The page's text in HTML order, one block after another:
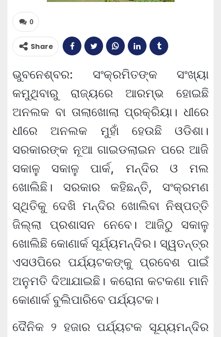
0
Share
ଭୁବନେଶ୍ବର: ସଂକ୍ରମିତଙ୍କ ସଂଖ୍ୟା
କମୁଥିବାରୁ ରାଜ୍ୟରେ ଆରମ୍ଭ ହୋଇଛି
ଅନଲକ ବା ତାଲାଖୋଲା ପ୍ରକ୍ରିୟା। ଧୀରେ
ଧୀରେ ଅନଲକ ମୁହାଁ ହେଉଛି ଓଡିଶା।
ସରକାରଙ୍କ ନୂଆ ଗାଇଡଲାଇନ ପରେ ଆଜି
ସକାଳୁ ସକାଳୁ ପାର୍କ, ମନ୍ଦିର ଓ ମଲ
ଖୋଲିଛି। ସରକାର କହିଛନ୍ତି, ସଂକ୍ରମଣ
ସ୍ଥିତିକୁ ଦେଖି ମନ୍ଦିର ଖୋଲିବା ନିଷ୍ପତ୍ତି
ଜିଲ୍ଲା ପ୍ରଶାସନ ନେବେ। ଆଜିଠୁ ସକାଳୁ
ଖୋଲିଛି କୋଣାର୍କ ସୂର୍ଯ୍ୟମନ୍ଦିର। ସ୍ୱତନ୍ତ୍ର
ଏସଓପିରେ ପର୍ଯ୍ୟଟକଙ୍କୁ ପ୍ରବେଶ ପାଇଁ
ଅନୁମତି ଦିଆଯାଇଛି। କରୋନା କଟକଣା ମାନି
କୋଣାର୍କ ବୁଲିପାରିବେ ପର୍ଯ୍ୟଟକ।
ଦୈନିକ ୨ ହଜାର ପର୍ଯ୍ୟଟକ ସୂଯ୍ୟମନ୍ଦିର